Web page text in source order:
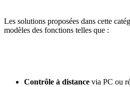
Les solutions proposées dans cette
modèles des fonctions telles que :
Contrôle à distance via PC ou